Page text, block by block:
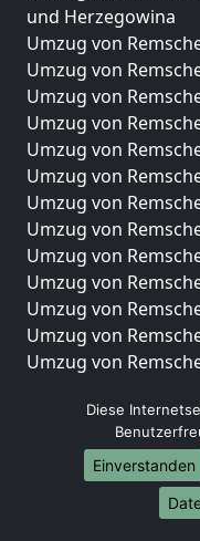
und Herzegowina
Umzug von
Umzug von
Umzug von
Umzug von
Umzug von
Umzug von
Umzug von
Umzug von
Umzug von
Umzug von
Umzug von
Umzug von
Umzug von
Umzüge-
Umzug von
Umzug von
Umzug von
Umzug von
Diese
Einverstanden